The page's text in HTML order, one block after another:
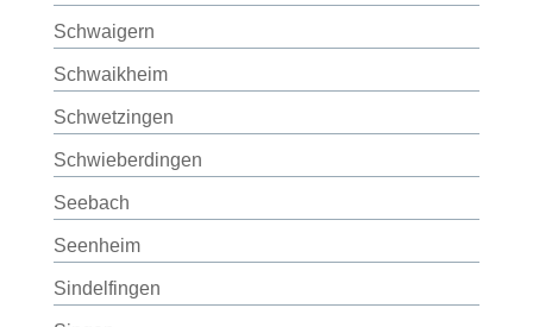
Schwaigern
Schwaikheim
Schwetzingen
Schwieberdingen
Seebach
Seenheim
Sindelfingen